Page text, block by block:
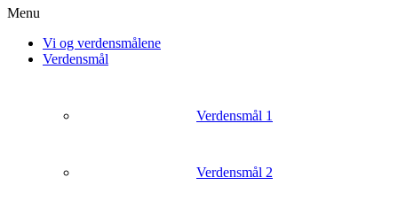
Menu
Vi og verdensmålene
Verdensmål
Verdensmål 1
Verdensmål 2